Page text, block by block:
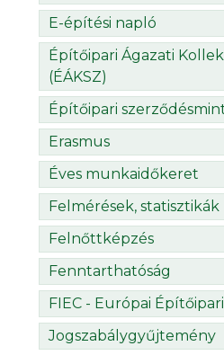
E-építési napló
Építőipari Ágazati
(ÉÁKSZ)
Építőipari
Erasmus
Éves munkaidőkeret
Felmérések, statisztikák
Felnőttképzés
Fenntarthatóság
FIEC - Európai
Jogszabálygyűjtemény